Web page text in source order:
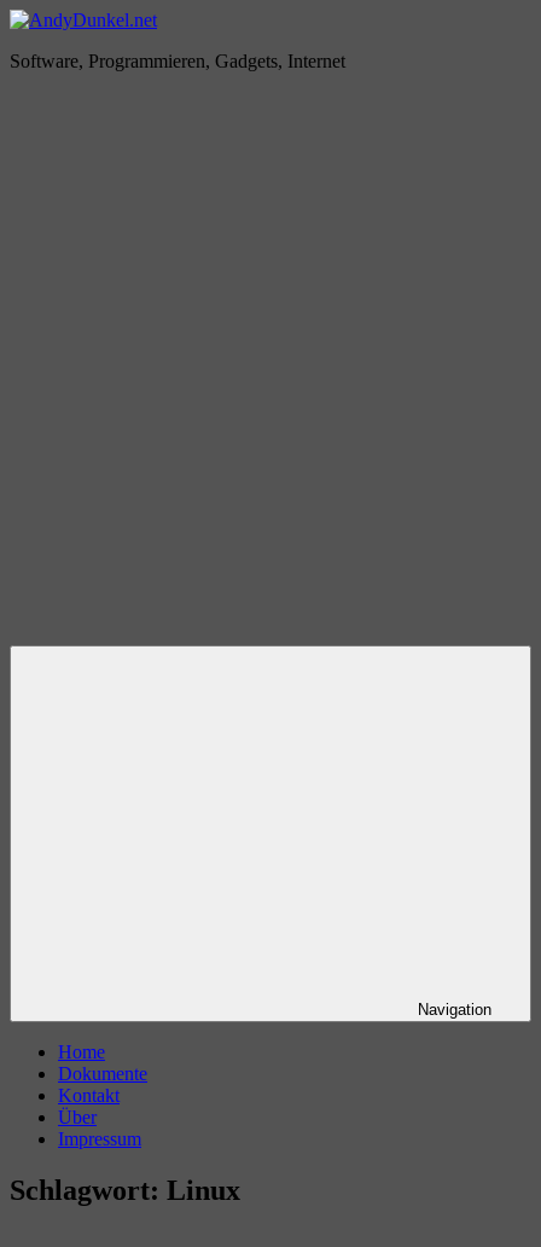
Zum
springen
AndyDunkel.net
Software, Programmieren, Gadgets, Internet
Navigation
Home
Dokumente
Kontakt
Über
Impressum
Schlagwort: Linux